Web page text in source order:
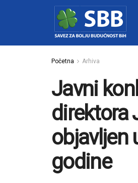
Početna Arhiva
Javni
direktora
objavljen
godine